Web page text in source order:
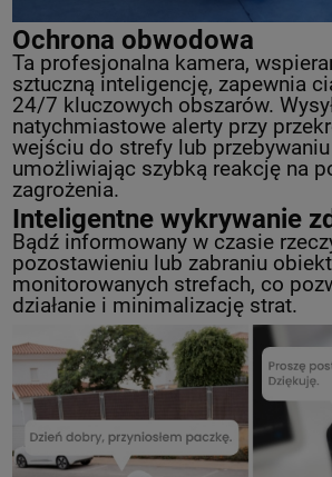
Ochrona obwodowa
Ta profesjonalna kamera,
sztuczną inteligencję, zapewnia
24/7 kluczowych obszarów.
natychmiastowe alerty przy
wejściu do strefy lub
umożliwiając szybką reakcję na
zagrożenia.
Inteligentne wykrywanie
Bądź informowany w czasie
pozostawieniu lub zabraniu
monitorowanych strefach, co
działanie i minimalizację strat.